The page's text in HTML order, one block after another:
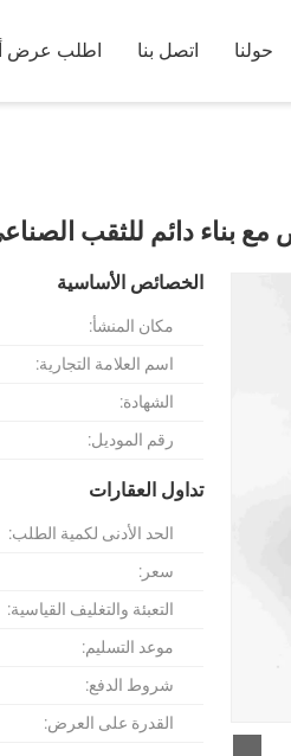
حولنا اتصل بنا اطلب عرض
مع بناء دائم للثقب
الخصائص الأساسية
مكان المنشأ:
اسم العلامة التجارية:
الشهادة:
رقم الموديل:
تداول العقارات
الحد الأدنى لكمية الطلب:
سعر:
التعبئة والتغليف القياسية:
موعد التسليم:
شروط الدفع:
القدرة على العرض: